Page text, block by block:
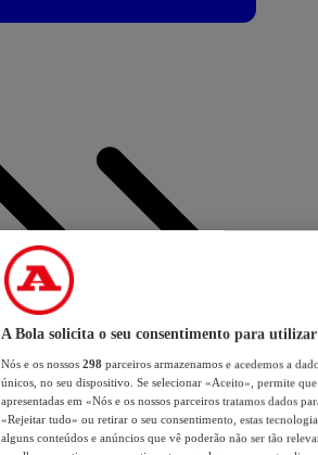
A Bola solicita o seu consentimento para utilizar
Nós e os nossos 298 parceiros armazenamos e acedemos a
únicos, no seu dispositivo. Se selecionar «Aceito», permite
apresentadas em «Nós e os nossos parceiros tratamos dados
«Rejeitar tudo» ou retirar o seu consentimento, estas
alguns conteúdos e anúncios que vê poderão não ser tão